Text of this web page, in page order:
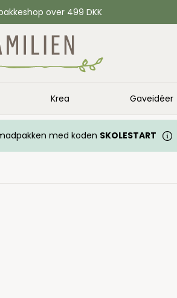
over 499 DKK
Krea Gaveidéer
madpakken med koden SKOLESTART